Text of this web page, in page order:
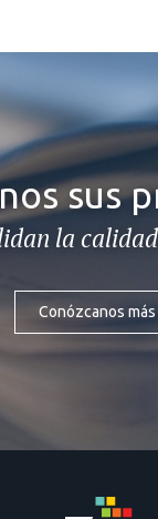
sus
la
Conózcanos más